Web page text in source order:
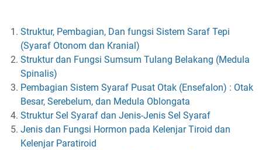
Struktur, Pembagian, Dan fungsi Sistem Saraf Tepi
(Syaraf Otonom dan Kranial)
Struktur dan Fungsi Sumsum Tulang Belakang (Medula
Spinalis)
Pembagian Sistem Syaraf Pusat Otak (Ensefalon) : Otak
Besar, Serebelum, dan Medula Oblongata
Struktur Sel Syaraf dan Jenis-Jenis Sel Syaraf
Jenis dan Fungsi Hormon pada Kelenjar Tiroid dan
Kelenjar Paratiroid